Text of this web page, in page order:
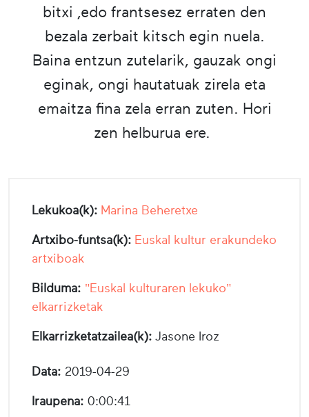
bitxi ,edo frantsesez erraten den
bezala zerbait kitsch egin nuela.
Baina entzun zutelarik, gauzak ongi
eginak, ongi hautatuak zirela eta
emaitza fina zela erran zuten. Hori
zen helburua ere.
Lekukoa(k): Marina Beheretxe
Artxibo-funtsa(k): Euskal kultur erakundeko
artxiboak
Bilduma: "Euskal kulturaren lekuko"
elkarrizketak
Elkarrizketatzailea(k): Jasone Iroz
Data: 2019-04-29
Iraupena: 0:00:41